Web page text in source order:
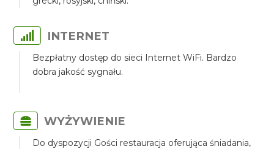
INTERNET
Bezpłatny dostęp do sieci Internet WiFi. Bardzo
dobra jakość sygnału.
WYŻYWIENIE
Do dyspozycji Gości restauracja oferująca śniadania,